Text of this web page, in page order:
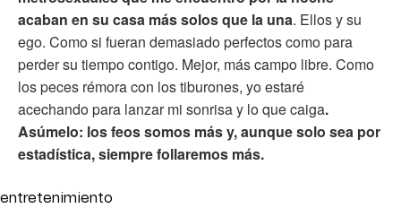
acaban en su casa más solos que la una. Ellos y su
ego. Como si fueran demasiado perfectos como para
perder su tiempo contigo. Mejor, más campo libre. Como
los peces rémora con los tiburones, yo estaré
acechando para lanzar mi sonrisa y lo que caiga.
Asúmelo: los feos somos más y, aunque solo sea por
estadística, siempre follaremos más.
entretenimiento